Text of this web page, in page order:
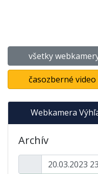
všetky
časozberné video
Webkamera
Archív